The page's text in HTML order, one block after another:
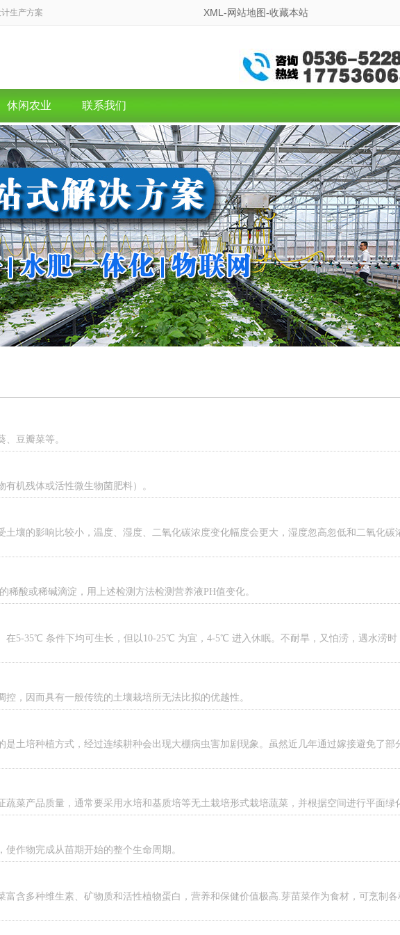
生产方案 XML-网站地图-收藏本站
休闲农业 联系我们
豆瓣菜等。
机残体或活性微生物菌肥料）。
壤的影响比较小，温度、湿度、二氧化碳浓度变化幅度会更大，湿度忽高忽低和二氧化碳
酸或稀碱滴淀，用上述检测方法检测营养液PH值变化。
5-35℃ 条件下均可生长，但以10-25℃ 为宜，4-5℃ 进入休眠。不耐旱，又怕涝，遇水涝时
，因而具有一般传统的土壤栽培所无法比拟的优越性。
土培种植方式，经过连续耕种会出现大棚病虫害加剧现象。虽然近几年通过嫁接避免了部
菜产品质量，通常要采用水培和基质培等无土栽培形式栽培蔬菜，并根据空间进行平面绿
作物完成从苗期开始的整个生命周期。
含多种维生素、矿物质和活性植物蛋白，营养和保健价值极高.芽苗菜作为食材，可烹制